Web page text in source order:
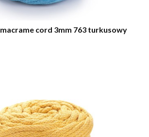
Sznurek YarnArt macrame cord 3mm 763 turkusowy